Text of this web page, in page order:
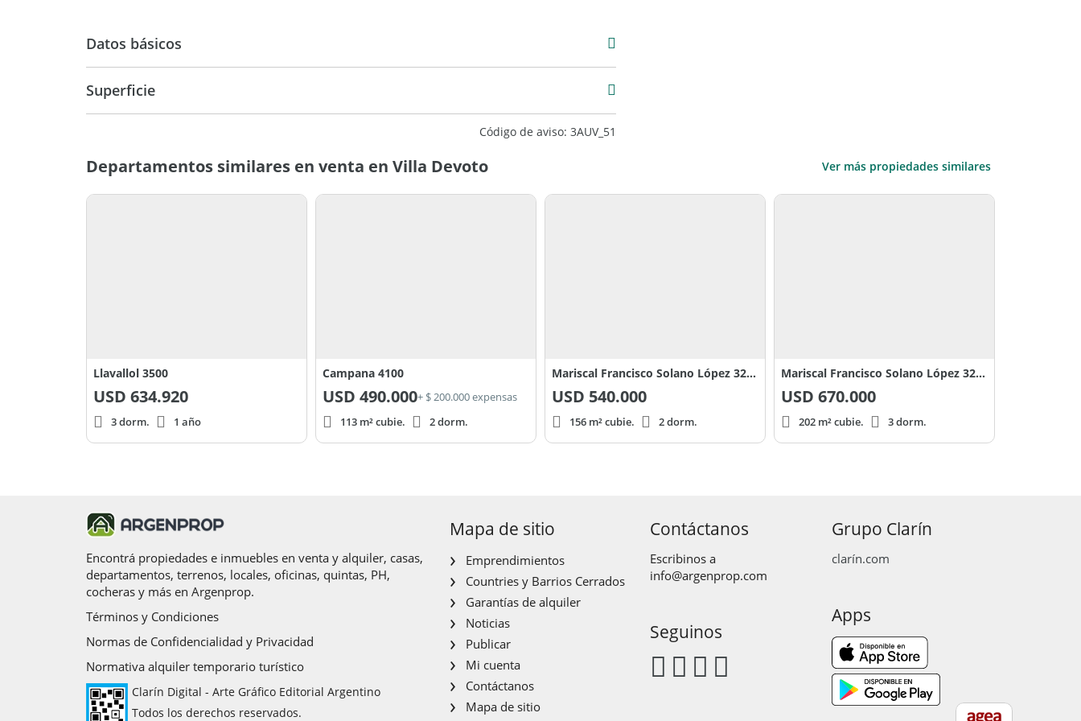
Datos básicos
Departamento
Superficie
Código de aviso: 3AUV_51
Departamentos similares en venta en Villa Devoto Ver más propiedades similares
Llavallol 3500
USD 634.920
3 dorm. 1 año
Campana 4100
USD 490.000+ $ 200.000 expensas
113 m² cubie.
2 dorm.
Mariscal Francisco Solano López 3200
USD 540.000
156 m² cubie. 2 dorm.
Mariscal Francisco Solano López 3200
USD 670.000
202 m² cubie. 3 dorm.
Encontrá propiedades e inmuebles en venta y alquiler, casas,
departamentos, terrenos, locales, oficinas, quintas, PH,
cocheras y más en Argenprop.
Términos y Condiciones
Normas de Confidencialidad y Privacidad
Normativa alquiler temporario turístico
Clarín Digital - Arte Gráfico Editorial Argentino
Todos los derechos reservados.
Mapa de sitio
Emprendimientos
Countries y Barrios Cerrados
Garantías de alquiler
Noticias
Publicar
Mi cuenta
Contáctanos
Mapa de sitio
Contáctanos
Escribinos a
info@argenprop.com
Seguinos
Grupo Clarín
clarín.com
Apps